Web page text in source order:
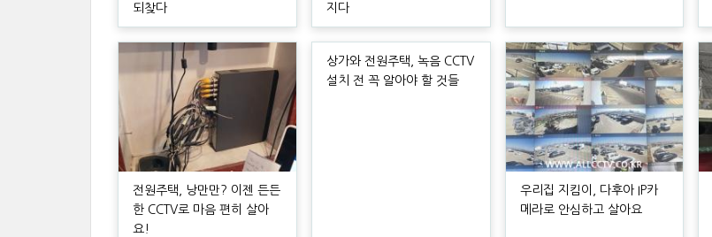
되찾다
지다
전원주택, 낭만만? 이젠 든든
한 CCTV로 마음 편히 살아
요!
상가와 전원주택, 녹음 CCTV
설치 전 꼭 알아야 할 것들
우리집 지킴이, 다후아 IP카
메라로 안심하고 살아요